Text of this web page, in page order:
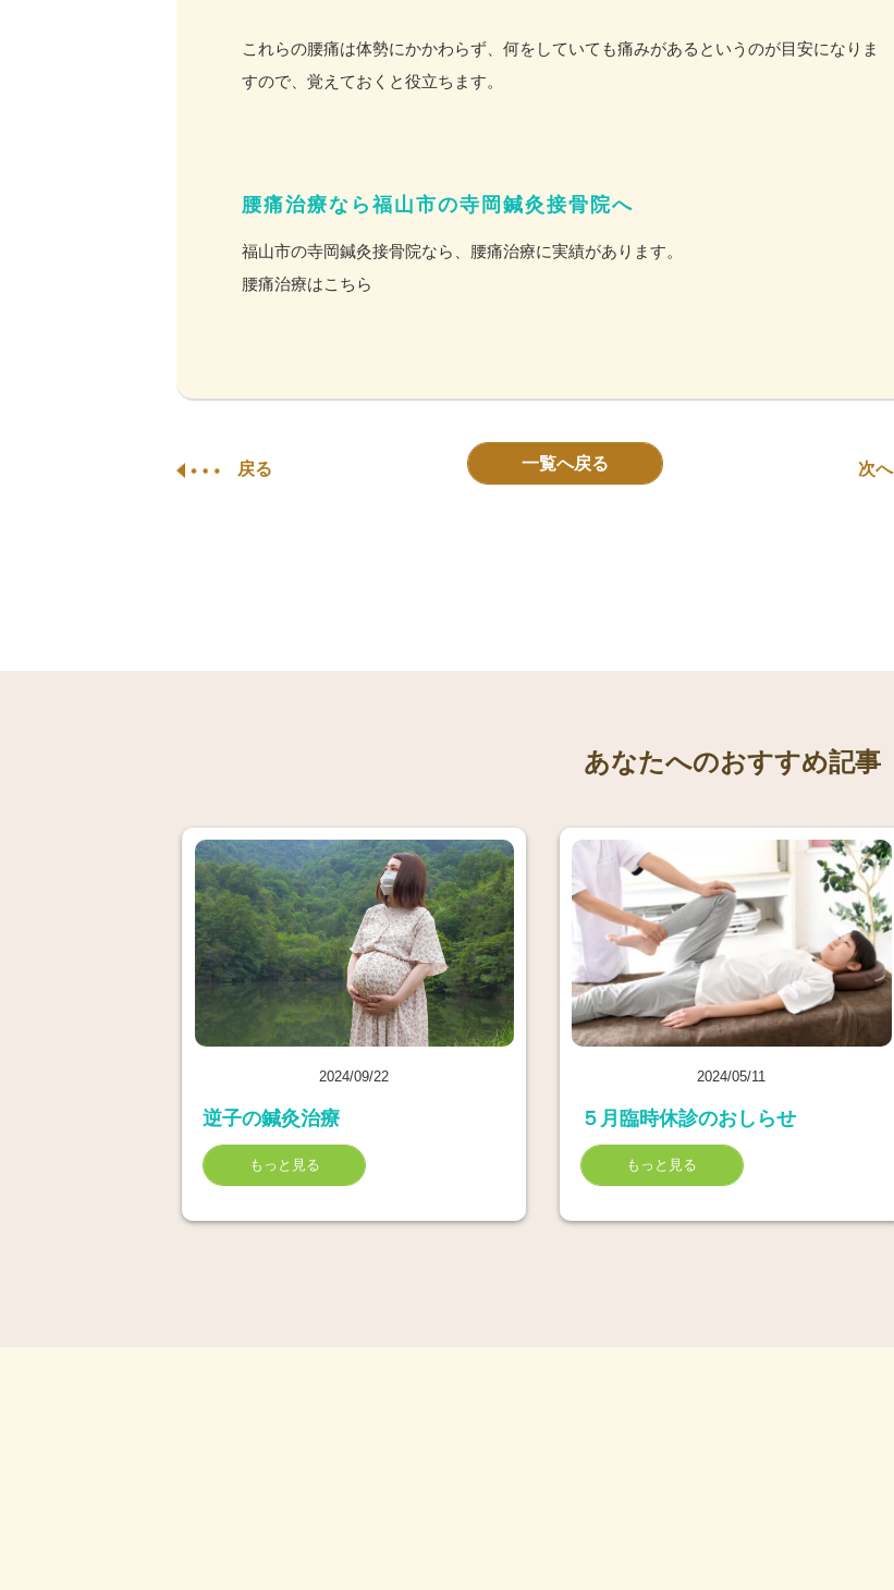
これらの腰痛は体勢にかかわらず、何をしていても痛みがあるというのが目安になりま
すので、覚えておくと役立ちます。
腰痛治療なら福山市の寺岡鍼灸接骨院へ
福山市の寺岡鍼灸接骨院なら、腰痛治療に実績があります。
腰痛治療はこちら
戻る 一覧へ戻る 次へ
あなたへのおすすめ記事
2024/09/22
逆子の鍼灸治療
もっと見る
2024/05/11
５月臨時休診のおしらせ
もっと見る